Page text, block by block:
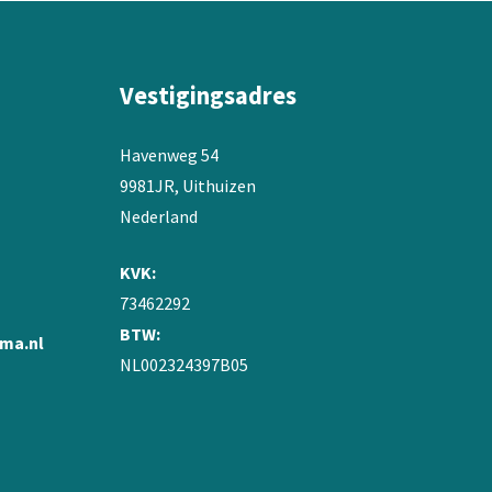
Vestigingsadres
Havenweg 54
9981JR, Uithuizen
Nederland
KVK:
73462292
BTW:
NL002324397B05